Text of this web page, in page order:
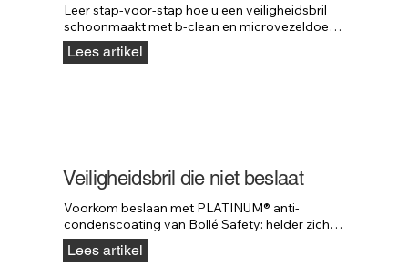
Leer stap-voor-stap hoe u een veiligheidsbril
schoonmaakt met b-clean en microvezeldoek,
zonder de coatings te beschadigen.
Lees artikel
Veiligheidsbril die niet beslaat
Voorkom beslaan met PLATINUM® anti-
condenscoating van Bollé Safety: helder zicht
en hogere krasweerstand in veeleisende
omgevingen.
Lees artikel